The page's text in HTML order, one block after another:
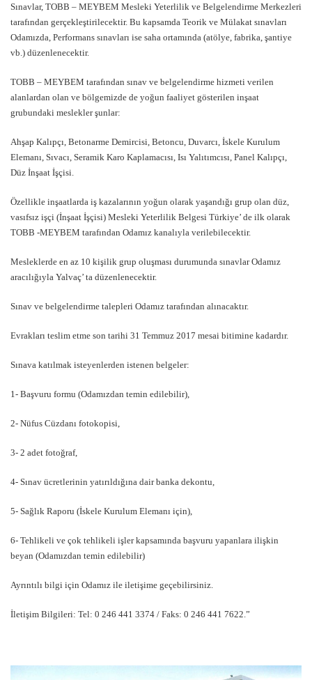
Sınavlar, TOBB – MEYBEM Mesleki Yeterlilik ve Belgelendirme Merkezleri
tarafından gerçekleştirilecektir. Bu kapsamda Teorik ve Mülakat sınavları
Odamızda, Performans sınavları ise saha ortamında (atölye, fabrika, şantiye
vb.) düzenlenecektir.
TOBB – MEYBEM tarafından sınav ve belgelendirme hizmeti verilen
alanlardan olan ve bölgemizde de yoğun faaliyet gösterilen inşaat
grubundaki meslekler şunlar:
Ahşap Kalıpçı, Betonarme Demircisi, Betoncu, Duvarcı, İskele Kurulum
Elemanı, Sıvacı, Seramik Karo Kaplamacısı, Isı Yalıtımcısı, Panel Kalıpçı,
Düz İnşaat İşçisi.
Özellikle inşaatlarda iş kazalarının yoğun olarak yaşandığı grup olan düz,
vasıfsız işçi (İnşaat İşçisi) Mesleki Yeterlilik Belgesi Türkiye’ de ilk olarak
TOBB -MEYBEM tarafından Odamız kanalıyla verilebilecektir.
Mesleklerde en az 10 kişilik grup oluşması durumunda sınavlar Odamız
aracılığıyla Yalvaç’ ta düzenlenecektir.
Sınav ve belgelendirme talepleri Odamız tarafından alınacaktır.
Evrakları teslim etme son tarihi 31 Temmuz 2017 mesai bitimine kadardır.
Sınava katılmak isteyenlerden istenen belgeler:
1- Başvuru formu (Odamızdan temin edilebilir),
2- Nüfus Cüzdanı fotokopisi,
3- 2 adet fotoğraf,
4- Sınav ücretlerinin yatırıldığına dair banka dekontu,
5- Sağlık Raporu (İskele Kurulum Elemanı için),
6- Tehlikeli ve çok tehlikeli işler kapsamında başvuru yapanlara ilişkin
beyan (Odamızdan temin edilebilir)
Ayrıntılı bilgi için Odamız ile iletişime geçebilirsiniz.
İletişim Bilgileri: Tel: 0 246 441 3374 / Faks: 0 246 441 7622.”